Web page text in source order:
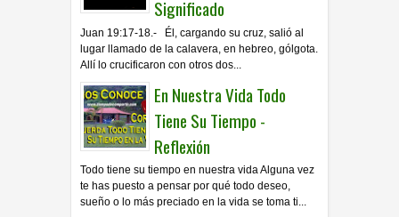
Significado
Juan 19:17-18.- Él, cargando su cruz, salió al
lugar llamado de la calavera, en hebreo, gólgota.
Allí lo crucificaron con otros dos...
En Nuestra Vida Todo
Tiene Su Tiempo -
Reflexión
Todo tiene su tiempo en nuestra vida Alguna vez
te has puesto a pensar por qué todo deseo,
sueño o lo más preciado en la vida se toma ti...